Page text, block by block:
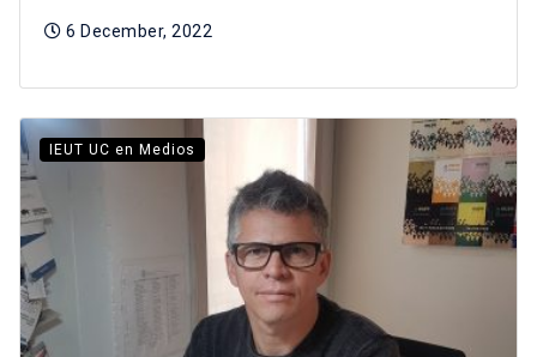
6 December, 2022
IEUT UC en Medios